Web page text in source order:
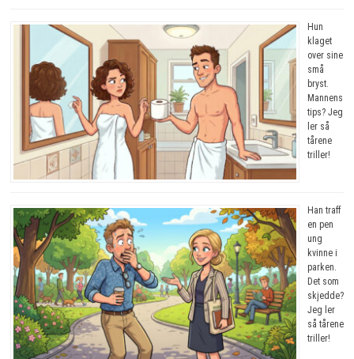
Hun
klaget
over sine
små
bryst.
Mannens
tips? Jeg
ler så
tårene
triller!
Han traff
en pen
ung
kvinne i
parken.
Det som
skjedde?
Jeg ler
så tårene
triller!